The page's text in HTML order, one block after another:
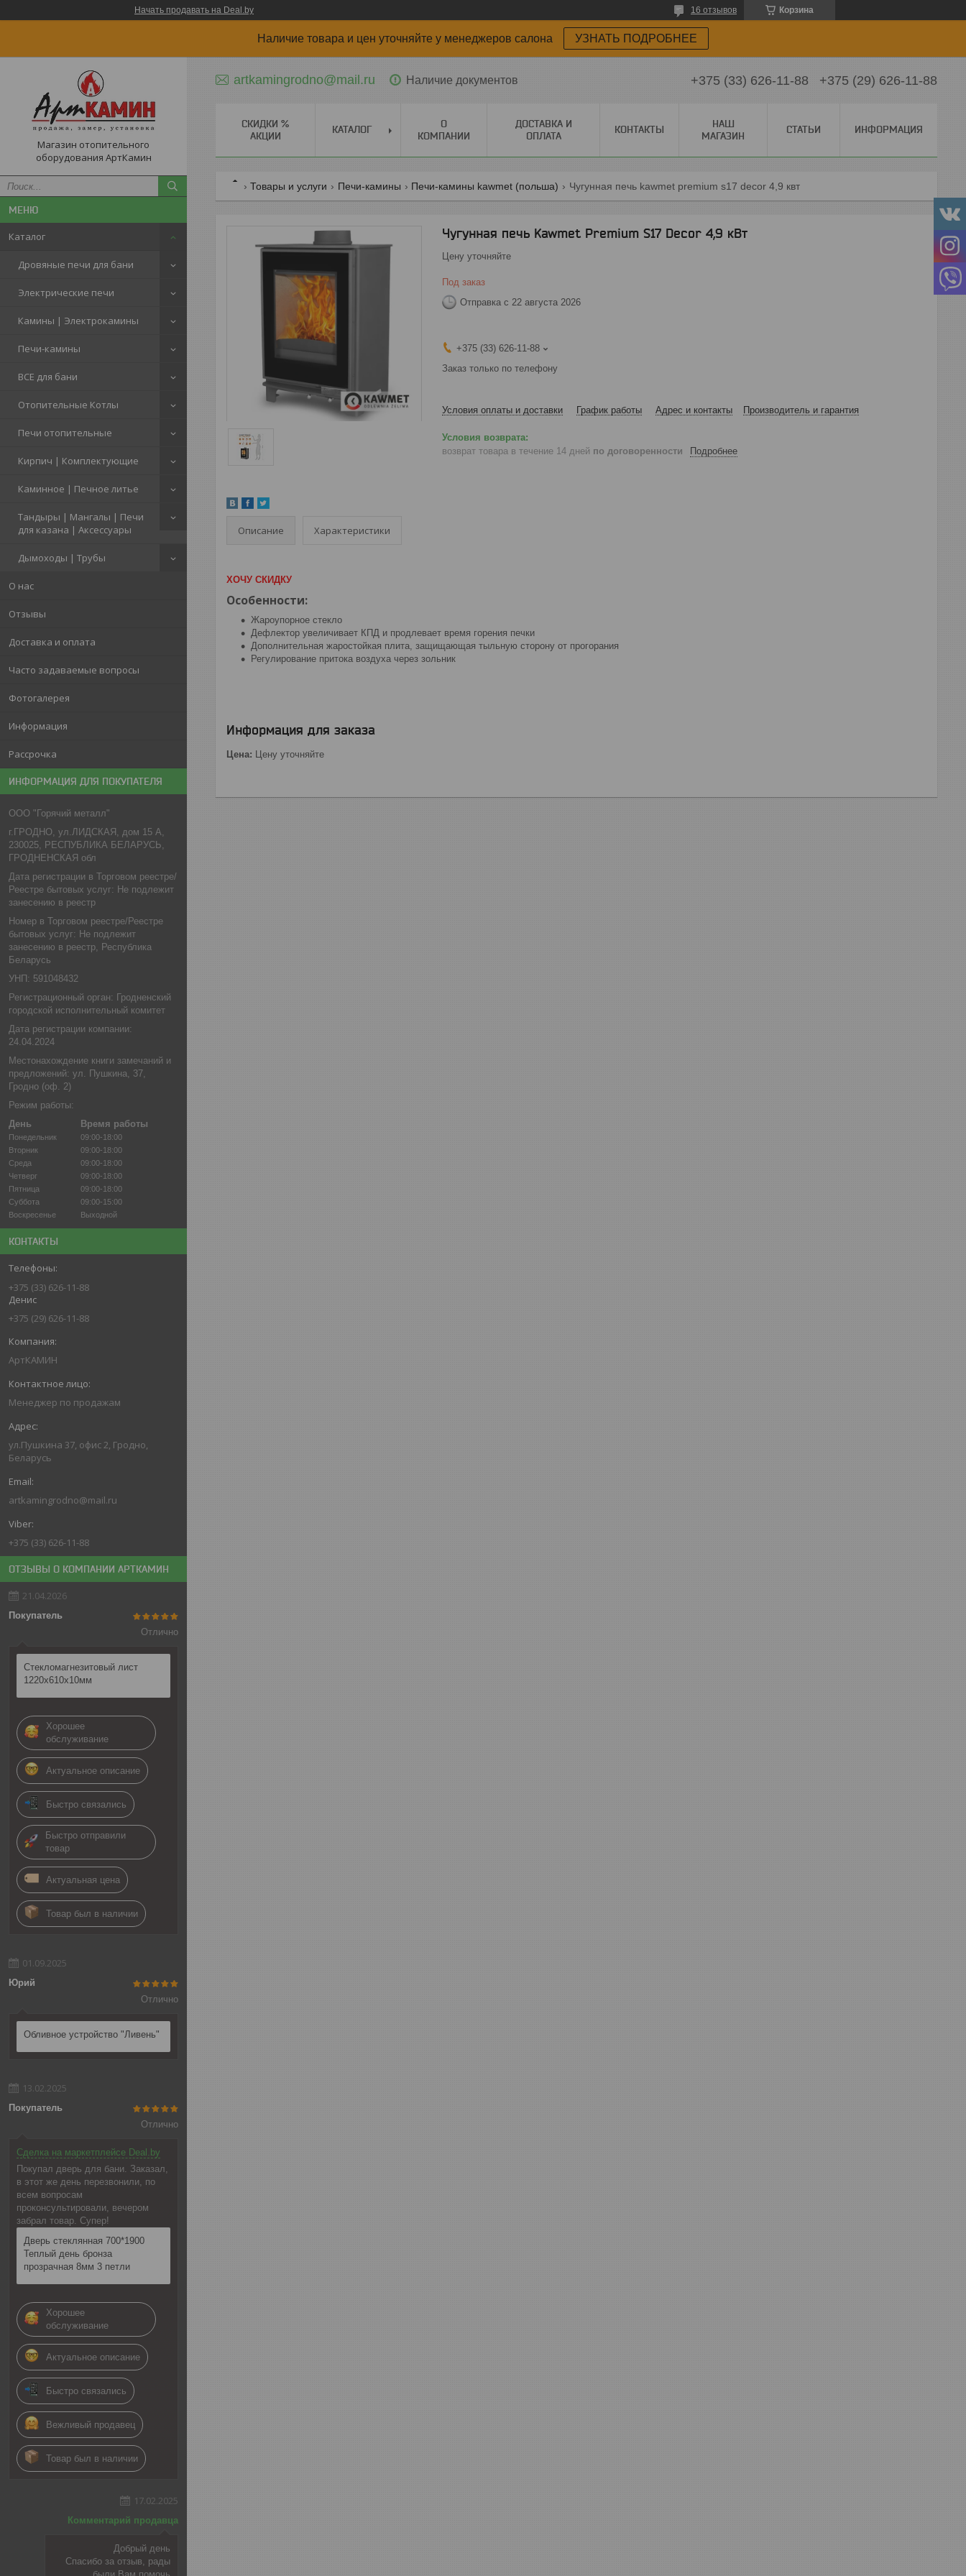
Начать продавать на Deal.by Корзина
16 отзывов
Наличие товара и цен уточняйте у менеджеров салона УЗНАТЬ ПОДРОБНЕЕ
Магазин отопительного
оборудования АртКамин
Каталог
Дровяные печи для бани
Электрические печи
Камины | Электрокамины
Печи-камины
ВСЕ для бани
Отопительные Котлы
Печи отопительные
Кирпич | Комплектующие
Каминное | Печное литье
Тандыры | Мангалы | Печи
для казана | Аксессуары
Дымоходы | Трубы
О нас
Отзывы
Доставка и оплата
Часто задаваемые вопросы
Фотогалерея
Информация
Рассрочка
ИНФОРМАЦИЯ ДЛЯ ПОКУПАТЕЛЯ
ООО "Горячий металл"
г.ГРОДНО, ул.ЛИДСКАЯ, дом 15 А,
230025, РЕСПУБЛИКА БЕЛАРУСЬ,
ГРОДНЕНСКАЯ обл
Дата регистрации в Торговом реестре/
Реестре бытовых услуг: Не подлежит
занесению в реестр
Номер в Торговом реестре/Реестре
бытовых услуг: Не подлежит
занесению в реестр, Республика
Беларусь
УНП: 591048432
Регистрационный орган: Гродненский
городской исполнительный комитет
Дата регистрации компании:
24.04.2024
Местонахождение книги замечаний и
предложений: ул. Пушкина, 37,
Гродно (оф. 2)
Режим работы:
День
Время работы
Понедельник
09:00-18:00
Вторник
09:00-18:00
Среда
09:00-18:00
Четверг
09:00-18:00
Пятница
09:00-18:00
Суббота
09:00-15:00
Воскресенье
Выходной
КОНТАКТЫ
+375 (33) 626-11-88
Денис
+375 (29) 626-11-88
АртКАМИН
Менеджер по продажам
ул.Пушкина 37, офис 2, Гродно,
Беларусь
artkamingrodno@mail.ru
+375 (33) 626-11-88
ОТЗЫВЫ О КОМПАНИИ АРТКАМИН
21.04.2026
Покупатель
Отлично
Стекломагнезитовый лист
1220х610х10мм
Хорошее
обслуживание
Актуальное описание
Быстро связались
Быстро отправили
товар
Актуальная цена
Товар был в наличии
01.09.2025
Юрий
Отлично
Обливное устройство "Ливень"
13.02.2025
Покупатель
Отлично
Сделка на маркетплейсе Deal.by
Покупал дверь для бани. Заказал,
в этот же день перезвонили, по
всем вопросам
проконсультировали, вечером
забрал товар. Супер!
Дверь стеклянная 700*1900
Теплый день бронза
прозрачная 8мм 3 петли
Хорошее
обслуживание
Актуальное описание
Быстро связались
Вежливый продавец
Товар был в наличии
17.02.2025
Комментарий продавца
Добрый день
Спасибо за отзыв, рады
artkamingrodno@mail.ru Наличие документов +375 (33) 626-11-88 +375 (29) 626-11-88
СКИДКИ %
АКЦИИ
КАТАЛОГ
О
КОМПАНИИ
ДОСТАВКА И
ОПЛАТА
КОНТАКТЫ
НАШ
МАГАЗИН
СТАТЬИ ИНФОРМАЦИЯ
Товары и услуги Печи-камины Печи-камины kawmet (польша) Чугунная печь kawmet premium s17 decor 4,9 квт
Чугунная печь Kawmet Premium S17 Decor 4,9 кВт
Цену уточняйте
Под заказ
Отправка с 22 августа 2026
+375 (33) 626-11-88
Заказ только по телефону
Условия оплаты и доставки График работы Адрес и контакты Производитель и гарантия
возврат товара в течение 14 дней по договоренности Подробнее
Описание Характеристики
ХОЧУ СКИДКУ
Особенности:
Жароупорное стекло
Дефлектор увеличивает КПД и продлевает время горения печки
Дополнительная жаростойкая плита, защищающая тыльную сторону от прогорания
Регулирование притока воздуха через зольник
Информация для заказа
Цена: Цену уточняйте